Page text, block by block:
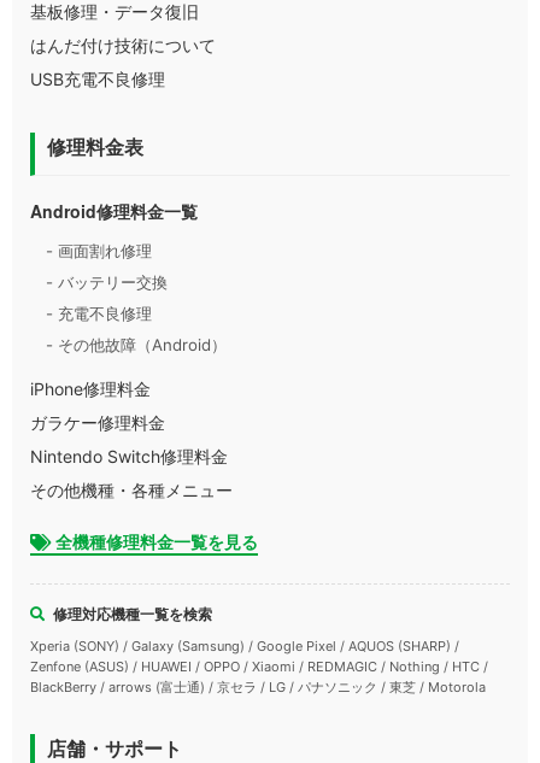
基板修理・データ復旧
はんだ付け技術について
USB充電不良修理
修理料金表
Android修理料金一覧
- 画面割れ修理
- バッテリー交換
- 充電不良修理
- その他故障（Android）
iPhone修理料金
ガラケー修理料金
Nintendo Switch修理料金
その他機種・各種メニュー
全機種修理料金一覧を見る
修理対応機種一覧を検索
Xperia (SONY) / Galaxy (Samsung) / Google Pixel / AQUOS (SHARP) /
Zenfone (ASUS) / HUAWEI / OPPO / Xiaomi / REDMAGIC / Nothing / HTC /
BlackBerry / arrows (富士通) / 京セラ / LG / パナソニック / 東芝 / Motorola
店舗・サポート